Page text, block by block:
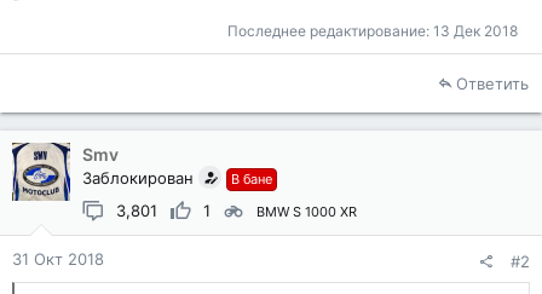
Последнее редактирование: 13 Дек 2018
Ответить
Smv
Заблокирован В бане
3,801 1 BMW S 1000 XR
31 Окт 2018 #2